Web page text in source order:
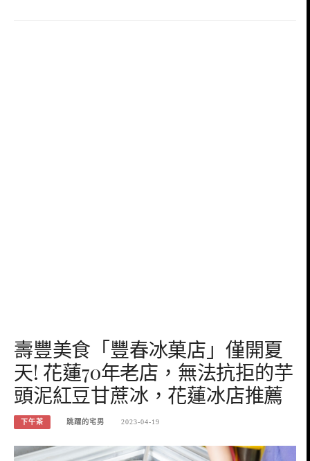
壽豐美食「豐春冰菓店」僅開夏
天! 花蓮70年老店，無法抗拒的芋
頭泥紅豆甘蔗冰，花蓮冰店推薦
下午茶 跳躍的宅男 2023-04-19